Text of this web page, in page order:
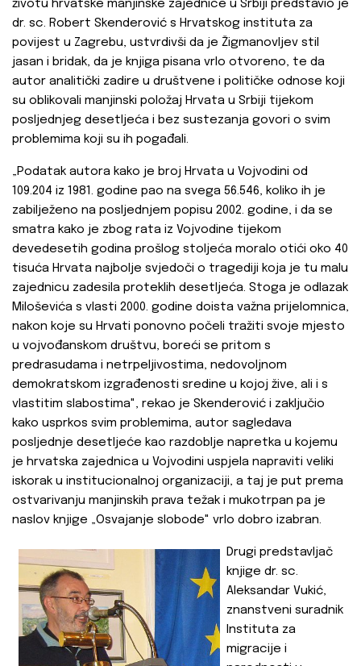
životu hrvatske manjinske zajednice u Srbiji predstavio je
dr. sc. Robert Skenderović s Hrvatskog instituta za
povijest u Zagrebu, ustvrdivši da je Žigmanovljev stil
jasan i bridak, da je knjiga pisana vrlo otvoreno, te da
autor analitički zadire u društvene i političke odnose koji
su oblikovali manjinski položaj Hrvata u Srbiji tijekom
posljednjeg desetljeća i bez sustezanja govori o svim
problemima koji su ih pogađali.
„Podatak autora kako je broj Hrvata u Vojvodini od
109.204 iz 1981. godine pao na svega 56.546, koliko ih je
zabilježeno na posljednjem popisu 2002. godine, i da se
smatra kako je zbog rata iz Vojvodine tijekom
devedesetih godina prošlog stoljeća moralo otići oko 40
tisuća Hrvata najbolje svjedoči o tragediji koja je tu malu
zajednicu zadesila proteklih desetljeća. Stoga je odlazak
Miloševića s vlasti 2000. godine doista važna prijelomnica,
nakon koje su Hrvati ponovno počeli tražiti svoje mjesto
u vojvođanskom društvu, boreći se pritom s
predrasudama i netrpeljivostima, nedovoljnom
demokratskom izgrađenosti sredine u kojoj žive, ali i s
vlastitim slabostima", rekao je Skenderović i zaključio
kako usprkos svim problemima, autor sagledava
posljednje desetljeće kao razdoblje napretka u kojemu
je hrvatska zajednica u Vojvodini uspjela napraviti veliki
iskorak u institucionalnoj organizaciji, a taj je put prema
ostvarivanju manjinskih prava težak i mukotrpan pa je
naslov knjige „Osvajanje slobode" vrlo dobro izabran.
Drugi predstavljač
knjige dr. sc.
Aleksandar Vukić,
znanstveni suradnik
Instituta za
migracije i